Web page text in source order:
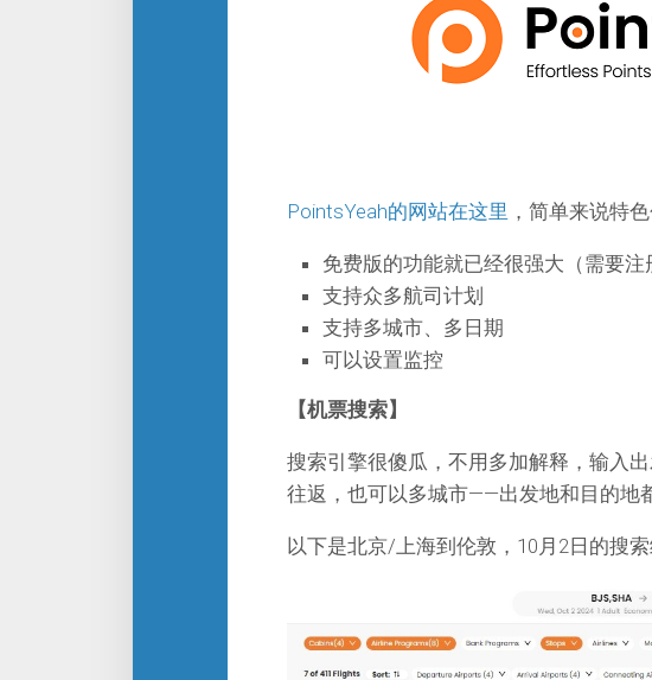
PointsYeah的网站在这里 ，简单来说特色
免费版的功能就已经很强大（需要注
支持众多航司计划
支持多城市、多日期
可以设置监控
【机票搜索】
搜索引擎很傻瓜，不用多加解释，输入
往返，也可以多城市——出发地和目的地
以下是北京/上海到伦敦，10月2日的搜索